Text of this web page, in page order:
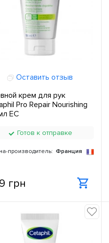
Оставить отзыв
крем для рук
Pro Repair Nourishing
ЕС
Готов к отправке
производитель: Франция
грн